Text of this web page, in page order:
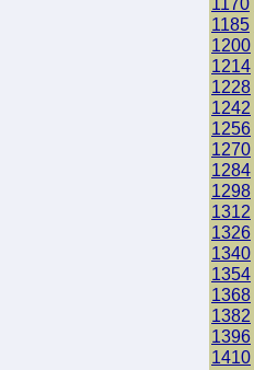
1185
1200
1214
1228
1242
1256
1270
1284
1298
1312
1326
1340
1354
1368
1382
1396
1410